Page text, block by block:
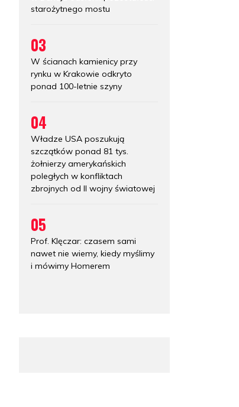
starożytnego mostu
03
W ścianach kamienicy przy
rynku w Krakowie odkryto
ponad 100-letnie szyny
04
Władze USA poszukują
szczątków ponad 81 tys.
żołnierzy amerykańskich
poległych w konfliktach
zbrojnych od II wojny światowej
05
Prof. Klęczar: czasem sami
nawet nie wiemy, kiedy myślimy
i mówimy Homerem